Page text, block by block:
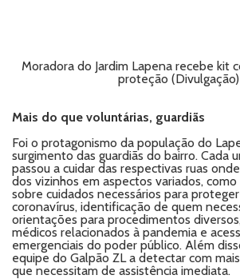
Moradora do Jardim Lapena recebe kit
proteção (Divulgação)
Mais do que voluntárias, guardiãs
Foi o protagonismo da população do
surgimento das guardiãs do bairro. Cada
passou a cuidar das respectivas ruas
dos vizinhos em aspectos variados,
sobre cuidados necessários para
coronavírus, identificação de quem
orientações para procedimentos
médicos relacionados à pandemia e
emergenciais do poder público. Além
equipe do Galpão ZL a detectar com
que necessitam de assistência imediata.